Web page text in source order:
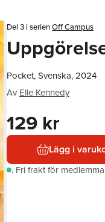
Del 3 i serienOff Campus
Pocket, Svenska, 2024
Av Elle Kennedy
129 kr
Lägg i
. Fri frakt för